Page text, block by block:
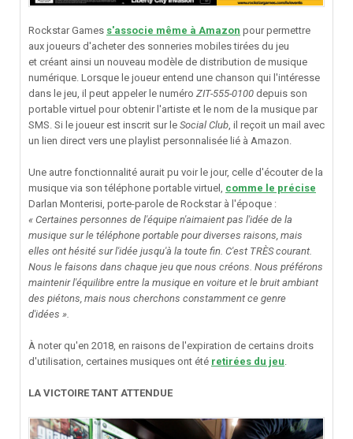
Rockstar Games s'associe même à Amazon pour permettre
aux joueurs d'acheter des sonneries mobiles tirées du jeu
et créant ainsi un nouveau modèle de distribution de musique
numérique. Lorsque le joueur entend une chanson qui l'intéresse
dans le jeu, il peut appeler le numéro ZIT-555-0100 depuis son
portable virtuel pour obtenir l'artiste et le nom de la musique par
SMS. Si le joueur est inscrit sur le Social Club , il reçoit un mail avec
un lien direct vers une playlist personnalisée lié à Amazon.
Une autre fonctionnalité aurait pu voir le jour, celle d'écouter de la
musique via son téléphone portable virtuel, comme le précise
Darlan Monterisi, porte-parole de Rockstar à l'époque :
« Certaines personnes de l'équipe n'aimaient pas l'idée de la
musique sur le téléphone portable pour diverses raisons, mais
elles ont hésité sur l'idée jusqu'à la toute fin. C'est TRÈS courant.
Nous le faisons dans chaque jeu que nous créons. Nous préférons
maintenir l'équilibre entre la musique en voiture et le bruit ambiant
des piétons, mais nous cherchons constamment ce genre
d'idées ».
À noter qu'en 2018, en raisons de l'expiration de certains droits
d'utilisation, certaines musiques ont été retirées du jeu
LA VICTOIRE TANT ATTENDUE